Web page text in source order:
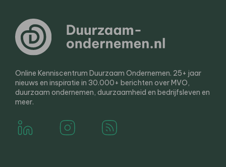
Online Kenniscentrum Duurzaam Ondernemen. 25+ jaar
nieuws en inspiratie in 30.000+ berichten over MVO,
duurzaam ondernemen, duurzaamheid en bedrijfsleven en
meer.